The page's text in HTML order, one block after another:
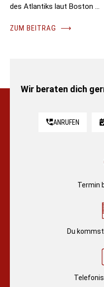
des Atlantiks laut Boston …
ZUM BEITRAG ⟶
Wir beraten dich
ANRUFEN
Termin
Du